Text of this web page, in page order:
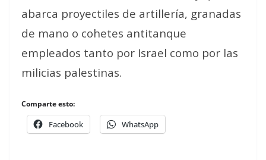
abarca proyectiles de artillería, granadas
de mano o cohetes antitanque
empleados tanto por Israel como por las
milicias palestinas.
Comparte esto:
Facebook WhatsApp